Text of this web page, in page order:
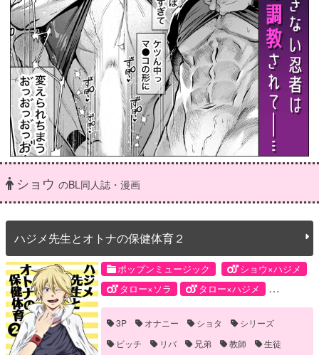
ショウ のBL同人誌・漫画
ハジメ先生とオトナの保健体育２
ポップンミュージック
ショウ×ハジメ
タロー×ソラ
タロー×ハジメ
ハジメ×ハジメ
ショウ
ソラ
タロー
ハジメ
3P オナニー ショタ
シリーズ
ビッチ
リバ 兄弟 教師 生徒